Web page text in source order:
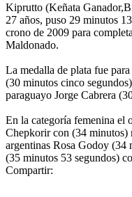
Kiprutto (Keñata
27 años, puso 29 minutos
crono de 2009 para
Maldonado.
La medalla de plata fue
(30 minutos cinco
paraguayo Jorge Cabrera
En la categoría femenina el
Chepkorir con (34 minutos)
argentinas Rosa Godoy (34
(35 minutos 53 segundos)
Compartir: